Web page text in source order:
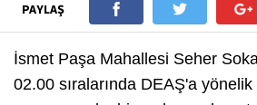
PAYLAŞ
İsmet Paşa Mahallesi Seher
02.00 sıralarında DEAŞ'a